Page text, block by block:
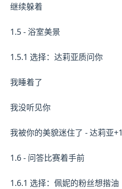
继续躲着
1.5 - 浴室美景
1.5.1 选择：达莉亚质问你
我睡着了
我没听见你
我被你的美貌迷住了 - 达莉亚+1
1.6 - 问答比赛着手前
1.6.1 选择：佩妮的粉丝想揩油